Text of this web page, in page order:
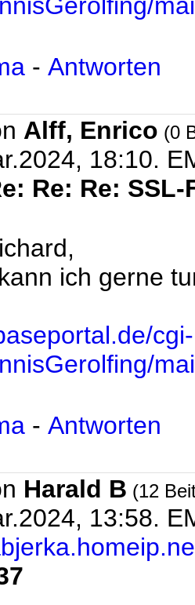
- Antworten
Alff, Enrico (0
18:10.
Re: Re: SSL-
ich gerne
- Antworten
Harald B (12
13:58.